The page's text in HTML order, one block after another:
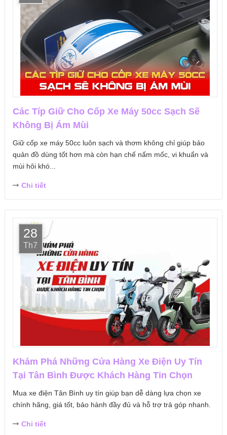
Các Típ Giữ Cho Cốp Xe Máy 50cc Sạch Sẽ
Không Bị Ám Mùi
Giữ cốp xe máy 50cc luôn sạch và thơm không chỉ giúp bảo
quản đồ dùng tốt hơn mà còn hạn chế nấm mốc, vi khuẩn và
mùi hôi khó...
Chi tiết
28
Th7
Khám Phá Những Cửa Hàng Xe Điện Uy Tín
Tại Tân Bình Được Khách Hàng Tin Chọn
Mua xe điện Tân Bình uy tín giúp bạn dễ dàng lựa chọn xe
chính hãng, giá tốt, bảo hành đầy đủ và hỗ trợ trả góp nhanh.
Chi tiết